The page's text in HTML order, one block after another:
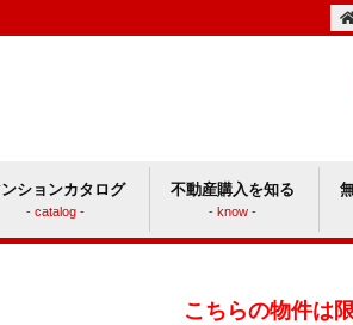
ションカタログ
- catalog -
不動産購入を知る
- know -
こちらの物件は